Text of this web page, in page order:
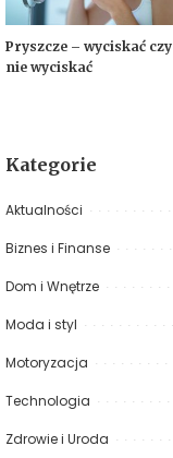
Pryszcze – wyciskać czy
nie wyciskać
Kategorie
Aktualności
Biznes i Finanse
Dom i Wnętrze
Moda i styl
Motoryzacja
Technologia
Zdrowie i Uroda